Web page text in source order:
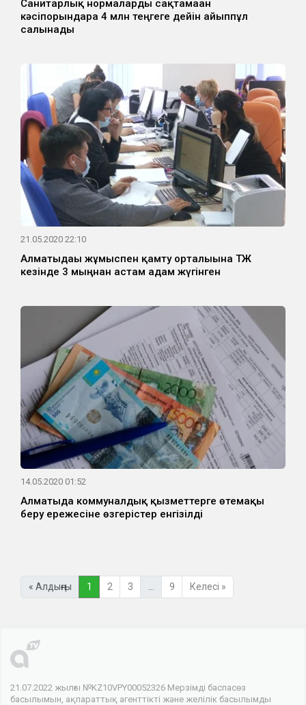
Санитарлық нормаларды сақтамаған
кәсіпорындарға 4 млн теңгеге дейін айыппұл
салынады
21.05.2020 22:10
Алматыдағы жұмыспен қамту орталығына ТЖ
кезінде 3 мыңнан астам адам жүгінген
14.05.2020 01:52
Алматыда коммуналдық қызметтерге өтемақы
беру ережесіне өзгерістер енгізілді
« Алдыңғы 1 2 3 9 Келесі »
21.07.2022 жылғы №KZ10VPY00052326 Мерзімді баспасөз
басылымын, ақпараттық агенттікті және желілік басылымды